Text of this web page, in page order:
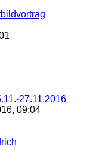
27.11.2016
09:04